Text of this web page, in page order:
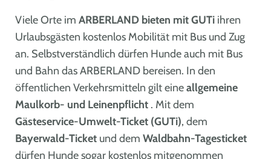
Viele Orte im ARBERLAND bieten mit GUTi ihren
Urlaubsgästen kostenlos Mobilität mit Bus und Zug
an. Selbstverständlich dürfen Hunde auch mit Bus
und Bahn das ARBERLAND bereisen. In den
öffentlichen Verkehrsmitteln gilt eineallgemeine
Maulkorb- und Leinenpflicht . Mit dem
Gästeservice-Umwelt-Ticket (GUTi), dem
Bayerwald-Ticket und dem Waldbahn-Tagesticket
dürfen Hunde sogar kostenlos mitgenommen